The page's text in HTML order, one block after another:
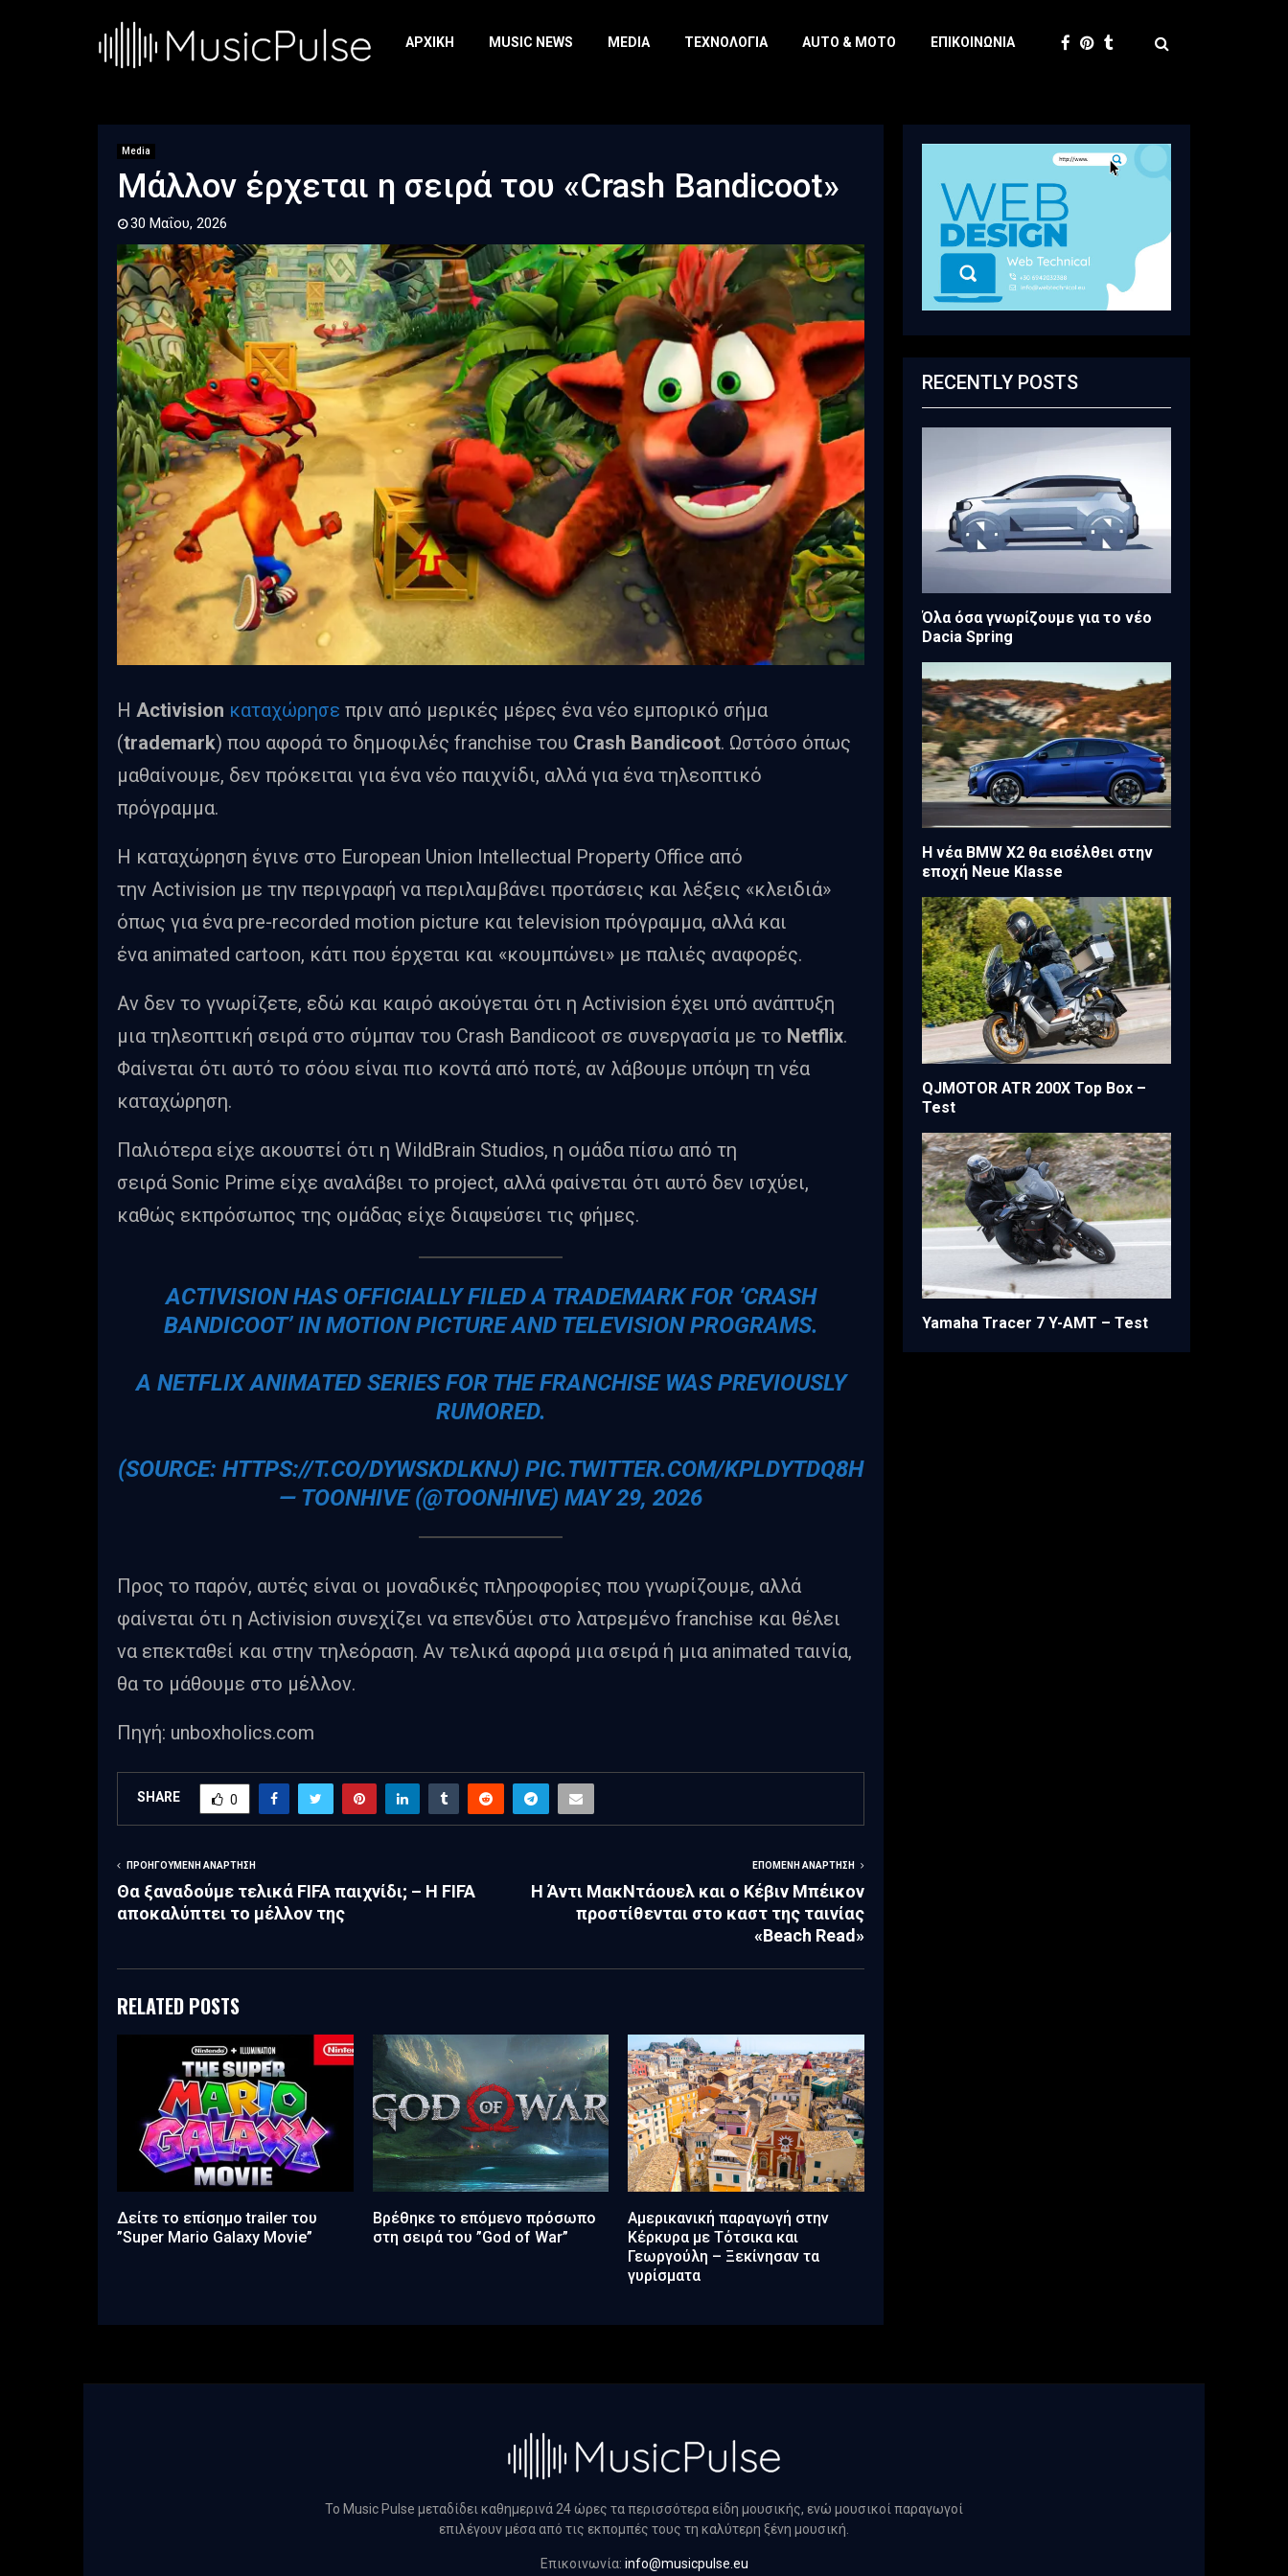
ΑΡΧΙΚΉ MUSIC NEWS MEDIA ΤΕΧΝΟΛΟΓΊΑ AUTO & MOTO ΕΠΙΚΟΙΝΩΝΊΑ
Media
Μάλλον έρχεται η σειρά του «Crash Bandicoot»
30 Μαΐου, 2026
Η Activision καταχώρησε πριν από μερικές μέρες ένα νέο εμπορικό σήμα
(trademark) που αφορά το δημοφιλές franchise του Crash Bandicoot. Ωστόσο όπως
μαθαίνουμε, δεν πρόκειται για ένα νέο παιχνίδι, αλλά για ένα τηλεοπτικό
πρόγραμμα.
Η καταχώρηση έγινε στο European Union Intellectual Property Office από
την Activision με την περιγραφή να περιλαμβάνει προτάσεις και λέξεις «κλειδιά»
όπως για ένα pre-recorded motion picture και television πρόγραμμα, αλλά και
ένα animated cartoon, κάτι που έρχεται και «κουμπώνει» με παλιές αναφορές.
Αν δεν το γνωρίζετε, εδώ και καιρό ακούγεται ότι η Activision έχει υπό ανάπτυξη
μια τηλεοπτική σειρά στο σύμπαν του Crash Bandicoot σε συνεργασία με το Netflix.
Φαίνεται ότι αυτό το σόου είναι πιο κοντά από ποτέ, αν λάβουμε υπόψη τη νέα
καταχώρηση.
Παλιότερα είχε ακουστεί ότι η WildBrain Studios, η ομάδα πίσω από τη
σειρά Sonic Prime είχε αναλάβει το project, αλλά φαίνεται ότι αυτό δεν ισχύει,
καθώς εκπρόσωπος της ομάδας είχε διαψεύσει τις φήμες.
ACTIVISION HAS OFFICIALLY FILED A TRADEMARK FOR ‘CRASH
BANDICOOT’ IN MOTION PICTURE AND TELEVISION PROGRAMS.
A NETFLIX ANIMATED SERIES FOR THE FRANCHISE WAS PREVIOUSLY
RUMORED.
(SOURCE: HTTPS://T.CO/DYWSKDLKNJ) PIC.TWITTER.COM/KPLDYTDQ8H
— TOONHIVE (@TOONHIVE) MAY 29, 2026
Προς το παρόν, αυτές είναι οι μοναδικές πληροφορίες που γνωρίζουμε, αλλά
φαίνεται ότι η Activision συνεχίζει να επενδύει στο λατρεμένο franchise και θέλει
να επεκταθεί και στην τηλεόραση. Αν τελικά αφορά μια σειρά ή μια animated ταινία,
θα το μάθουμε στο μέλλον.
Πηγή: unboxholics.com
SHARE 0
ΠΡΟΗΓΟΎΜΕΝΗ ΑΝΆΡΤΗΣΗ
Θα ξαναδούμε τελικά FIFA παιχνίδι; – Η FIFA
αποκαλύπτει το μέλλον της
ΕΠΌΜΕΝΗ ΑΝΆΡΤΗΣΗ
Η Άντι ΜακΝτάουελ και ο Κέβιν Μπέικον
προστίθενται στο καστ της ταινίας
«Beach Read»
RELATED POSTS
Δείτε το επίσημο trailer του
”Super Mario Galaxy Movie”
Βρέθηκε το επόμενο πρόσωπο
στη σειρά του ”God of War”
Αμερικανική παραγωγή στην
Κέρκυρα με Τότσικα και
Γεωργούλη – Ξεκίνησαν τα
γυρίσματα
RECENTLY POSTS
Όλα όσα γνωρίζουμε για το νέο
Dacia Spring
Η νέα BMW X2 θα εισέλθει στην
εποχή Neue Klasse
QJMOTOR ATR 200X Top Box –
Test
Yamaha Tracer 7 Y-AMT – Test
Το Music Pulse μεταδίδει καθημερινά 24 ώρες τα περισσότερα είδη μουσικής, ενώ μουσικοί παραγωγοί
επιλέγουν μέσα από τις εκπομπές τους τη καλύτερη ξένη μουσική.
Επικοινωνία: info@musicpulse.eu